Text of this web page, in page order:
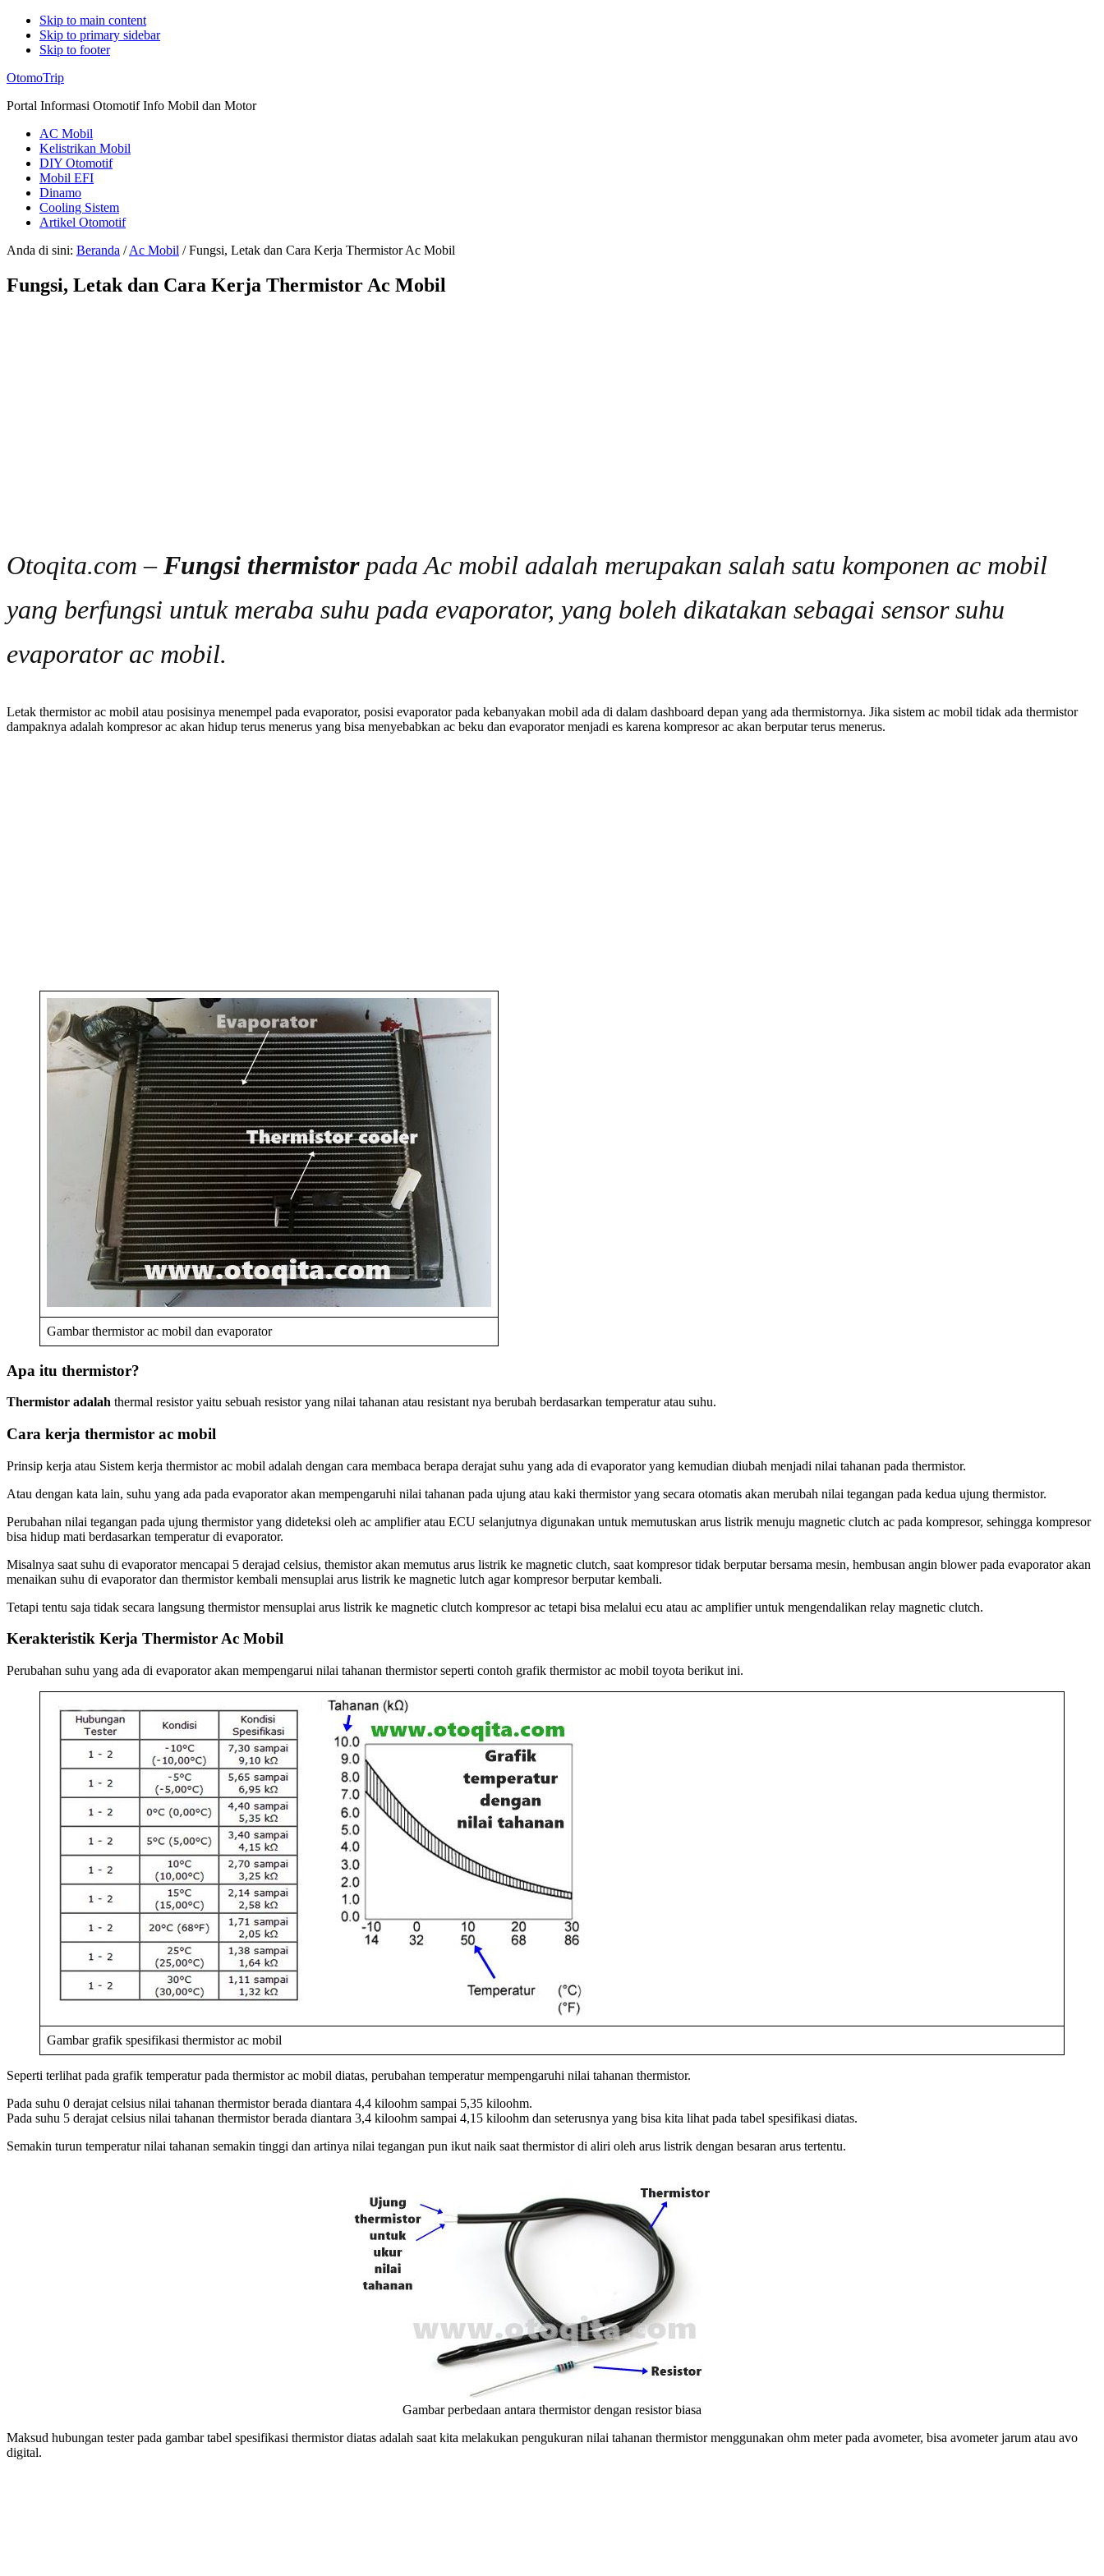
Skip to main content
Skip to primary sidebar
Skip to footer
Additional
menu
OtomoTrip
Portal Informasi Otomotif Info Mobil dan Motor
AC Mobil
Kelistrikan Mobil
DIY Otomotif
Mobil EFI
Dinamo
Cooling Sistem
Artikel Otomotif
Anda di sini: Beranda / Ac Mobil /Fungsi, Letak dan Cara Kerja Thermistor Ac Mobil
Fungsi, Letak dan Cara Kerja Thermistor Ac Mobil
Otoqita.com –Fungsi thermistorpada Ac mobil adalah merupakan salah satu komponen ac mobil
yang berfungsi untuk meraba suhu pada evaporator, yang boleh dikatakan sebagai sensor suhu
evaporator ac mobil.
Letak thermistor ac mobil atau posisinya menempel pada evaporator, posisi evaporator pada kebanyakan mobil ada di dalam dashboard depan yang ada thermistornya. Jika sistem ac mobil tidak ada thermistor
dampaknya adalah kompresor ac akan hidup terus menerus yang bisa menyebabkan ac beku dan evaporator menjadi es karena kompresor ac akan berputar terus menerus.
Gambar thermistor ac mobil dan evaporator
Apa itu thermistor?
Thermistor adalah thermal resistor yaitu sebuah resistor yang nilai tahanan atau resistant nya berubah berdasarkan temperatur atau suhu.
Cara kerja thermistor ac mobil
Prinsip kerja atau Sistem kerja thermistor ac mobil adalah dengan cara membaca berapa derajat suhu yang ada di evaporator yang kemudian diubah menjadi nilai tahanan pada thermistor.
Atau dengan kata lain, suhu yang ada pada evaporator akan mempengaruhi nilai tahanan pada ujung atau kaki thermistor yang secara otomatis akan merubah nilai tegangan pada kedua ujung thermistor.
Perubahan nilai tegangan pada ujung thermistor yang dideteksi oleh ac amplifier atau ECU selanjutnya digunakan untuk memutuskan arus listrik menuju magnetic clutch ac pada kompresor, sehingga kompresor
bisa hidup mati berdasarkan temperatur di evaporator.
Misalnya saat suhu di evaporator mencapai 5 derajad celsius, themistor akan memutus arus listrik ke magnetic clutch, saat kompresor tidak berputar bersama mesin, hembusan angin blower pada evaporator akan
menaikan suhu di evaporator dan thermistor kembali mensuplai arus listrik ke magnetic lutch agar kompresor berputar kembali.
Tetapi tentu saja tidak secara langsung thermistor mensuplai arus listrik ke magnetic clutch kompresor ac tetapi bisa melalui ecu atau ac amplifier untuk mengendalikan relay magnetic clutch.
Kerakteristik Kerja Thermistor Ac Mobil
Perubahan suhu yang ada di evaporator akan mempengarui nilai tahanan thermistor seperti contoh grafik thermistor ac mobil toyota berikut ini.
Gambar grafik spesifikasi thermistor ac mobil
Seperti terlihat pada grafik temperatur pada thermistor ac mobil diatas, perubahan temperatur mempengaruhi nilai tahanan thermistor.
Pada suhu 0 derajat celsius nilai tahanan thermistor berada diantara 4,4 kiloohm sampai 5,35 kiloohm.
Pada suhu 5 derajat celsius nilai tahanan thermistor berada diantara 3,4 kiloohm sampai 4,15 kiloohm dan seterusnya yang bisa kita lihat pada tabel spesifikasi diatas.
Semakin turun temperatur nilai tahanan semakin tinggi dan artinya nilai tegangan pun ikut naik saat thermistor di aliri oleh arus listrik dengan besaran arus tertentu.
Gambar perbedaan antara thermistor dengan resistor biasa
Maksud hubungan tester pada gambar tabel spesifikasi thermistor diatas adalah saat kita melakukan pengukuran nilai tahanan thermistor menggunakan ohm meter pada avometer, bisa avometer jarum atau avo
digital.